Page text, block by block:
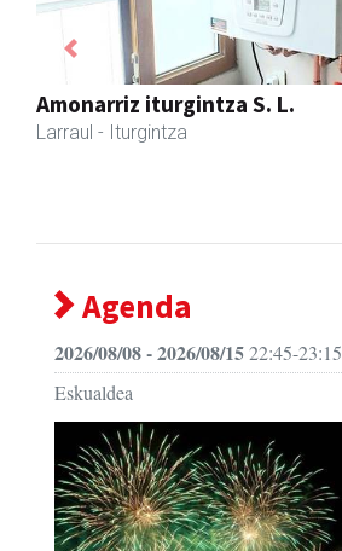
Amasa kafetegia
Amasa-Villabona
Previous
Agenda
2026/08/08 - 2026/08/1522:45-23:15
Eskualdea